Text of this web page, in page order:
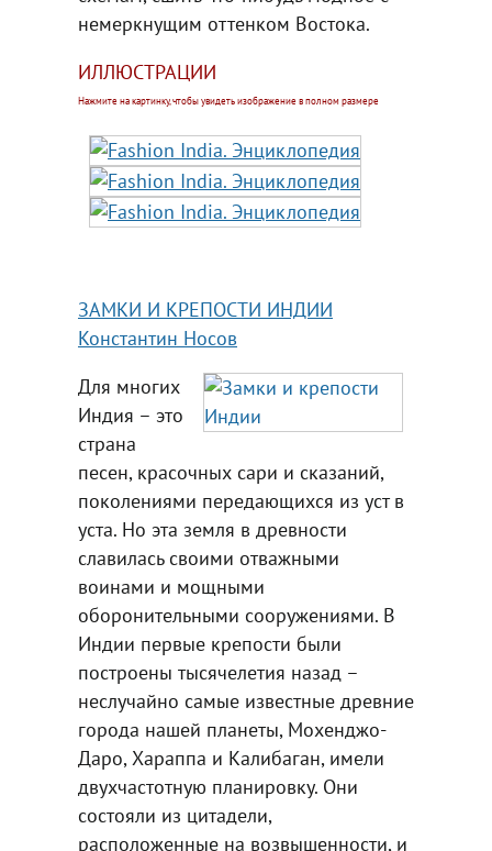
немеркнущим оттенком Востока.
ИЛЛЮСТРАЦИИ
Нажмите на картинку, чтобы увидеть изображение в полном размере
ЗАМКИ И КРЕПОСТИ ИНДИИ
Константин Носов
Для многих
Индия – это
страна
песен, красочных сари и сказаний,
поколениями передающихся из уст в
уста. Но эта земля в древности
славилась своими отважными
воинами и мощными
оборонительными сооружениями. В
Индии первые крепости были
построены тысячелетия назад –
неслучайно самые известные древние
города нашей планеты, Мохенджо-
Даро, Хараппа и Калибаган, имели
двухчастотную планировку. Они
состояли из цитадели,
расположенные на возвышенности, и